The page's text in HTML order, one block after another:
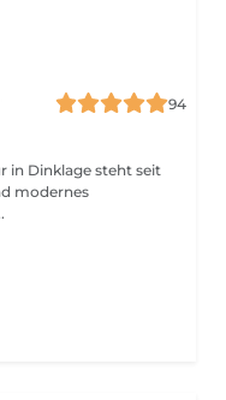
94
in Dinklage steht seit
modernes